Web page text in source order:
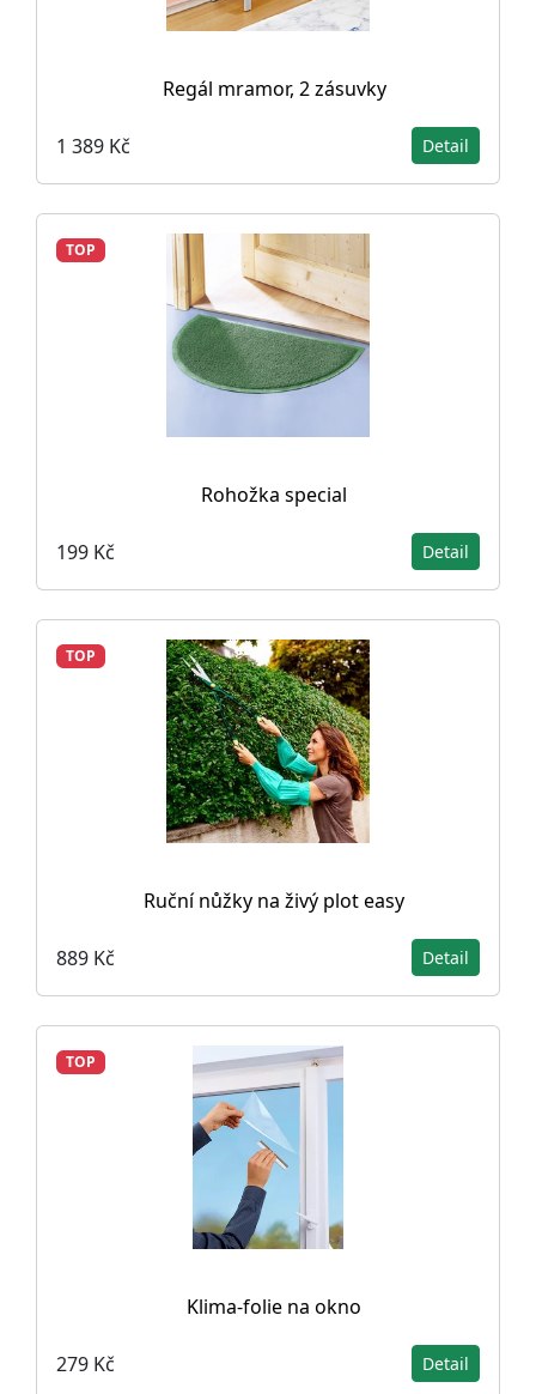
Regál mramor, 2 zásuvky
1 389 Kč Detail
TOP
Rohožka special
199 Kč Detail
TOP
Ruční nůžky na živý plot easy
889 Kč Detail
TOP
Klima-folie na okno
279 Kč Detail